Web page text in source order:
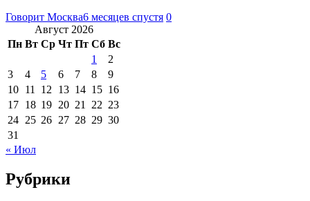
Говорит Москва6 месяцев спустя 0
Август 2026
Пн Вт Ср Чт Пт Сб Вс
1
2
3
4 5 6 7 8
9
10 11 12 13 14 15 16
17 18 19 20 21 22 23
24 25 26 27 28 29 30
31
« Июл
Рубрики